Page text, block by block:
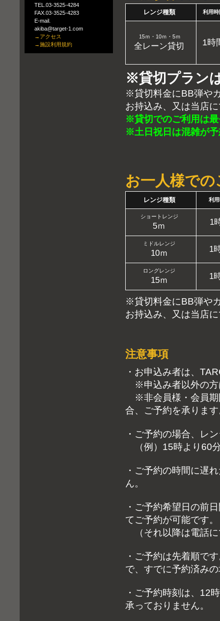
レンジ種類 利用時
15ｍ・10ｍ・5ｍ
全レーン貸切 1時
※貸切プラン
※貸切料金にBB弾や
お持込み、又は当店
※貸切でのご利用は
※土日祝日は混雑が
お一人様での
レンジ種類 利
ショートレンジ
5ｍ 1
ミドルレンジ
10ｍ 1
ロングレンジ
15ｍ 1
※貸切料金にBB弾や
お持込み、又は当店
注意事項
・お申込み者は、
※申込み者以外の方
※非会員様・会員期
合、ご予約を承りま
・ご予約の場合、レ
（例）15時より60
・ご予約の時間に遅
ん。
・ご予約希望日の前
てご予約が可能です。
（それ以降は電話に
・ご予約は先着順で
で、すでに予約済み
・ご予約時刻は、12
承っておりません。
TEL.03-3525-4284
FAX.03-3525-4283
E-mail.
akiba@target-1.com
→アクセス
→施設利用規約